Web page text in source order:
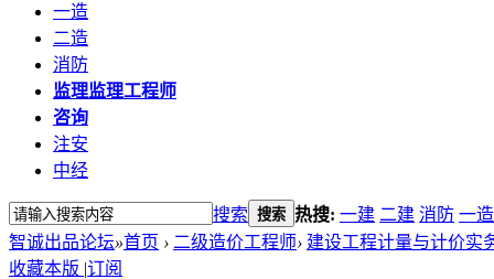
一造
二造
消防
监理监理工程师
咨询
注安
中经
搜索 搜索 热搜: 一建 二建 消防 一造
智诚出品论坛»首页 › 二级造价工程师› 建设工程计量与计价实
收藏本版 |订阅